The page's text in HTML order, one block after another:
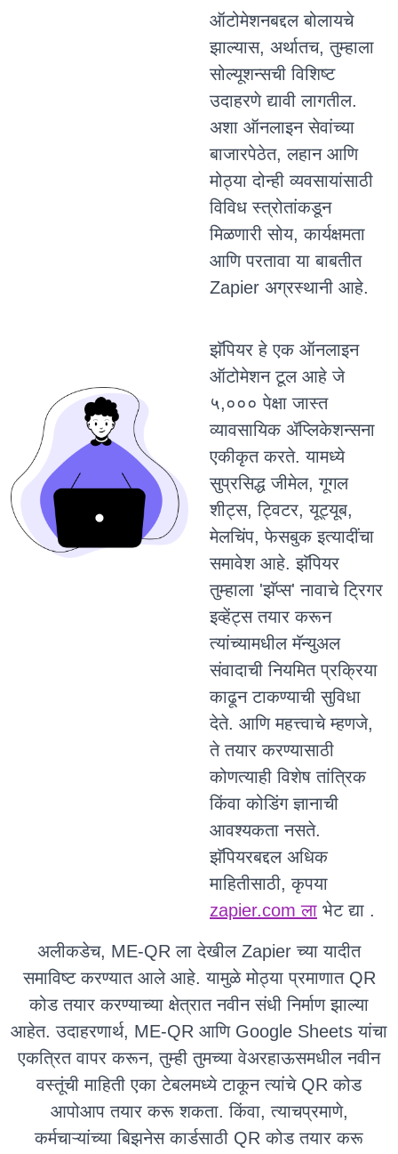
ऑटोमेशनबद्दल बोलायचे
झाल्यास, अर्थातच, तुम्हाला
सोल्यूशन्सची विशिष्ट
उदाहरणे द्यावी लागतील.
अशा ऑनलाइन सेवांच्या
बाजारपेठेत, लहान आणि
मोठ्या दोन्ही व्यवसायांसाठी
विविध स्त्रोतांकडून
मिळणारी सोय, कार्यक्षमता
आणि परतावा या बाबतीत
Zapier अग्रस्थानी आहे.
झॅपियर हे एक ऑनलाइन
ऑटोमेशन टूल आहे जे
५,००० पेक्षा जास्त
व्यावसायिक ॲप्लिकेशन्सना
एकीकृत करते. यामध्ये
सुप्रसिद्ध जीमेल, गूगल
शीट्स, ट्विटर, यूट्यूब,
मेलचिंप, फेसबुक इत्यादींचा
समावेश आहे. झॅपियर
तुम्हाला 'झॅप्स' नावाचे ट्रिगर
इव्हेंट्स तयार करून
त्यांच्यामधील मॅन्युअल
संवादाची नियमित प्रक्रिया
काढून टाकण्याची सुविधा
देते. आणि महत्त्वाचे म्हणजे,
ते तयार करण्यासाठी
कोणत्याही विशेष तांत्रिक
किंवा कोडिंग ज्ञानाची
आवश्यकता नसते.
झॅपियरबद्दल अधिक
माहितीसाठी, कृपया
zapier.com ला भेट द्या .
अलीकडेच, ME-QR ला देखील Zapier च्या यादीत
समाविष्ट करण्यात आले आहे. यामुळे मोठ्या प्रमाणात QR
कोड तयार करण्याच्या क्षेत्रात नवीन संधी निर्माण झाल्या
आहेत. उदाहरणार्थ, ME-QR आणि Google Sheets यांचा
एकत्रित वापर करून, तुम्ही तुमच्या वेअरहाऊसमधील नवीन
वस्तूंची माहिती एका टेबलमध्ये टाकून त्यांचे QR कोड
आपोआप तयार करू शकता. किंवा, त्याचप्रमाणे,
कर्मचाऱ्यांच्या बिझनेस कार्डसाठी QR कोड तयार करू